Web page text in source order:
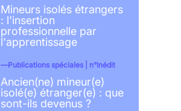
Mineurs isolés étrangers
: l'insertion
professionnelle par
l'apprentissage
Publications spéciales | n°Inédit
Ancien(ne) mineur(e)
isolé(e) étranger(e) : que
sont-ils devenus ?